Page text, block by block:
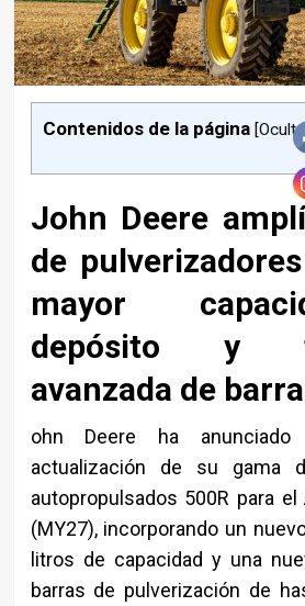
Contenidos de la página [
John Deere
de
mayor
depósito y
avanzada de
ohn Deere ha anunciado
actualización de su gama
autopropulsados 500R para
(MY27), incorporando un
litros de capacidad y una
barras de pulverización de